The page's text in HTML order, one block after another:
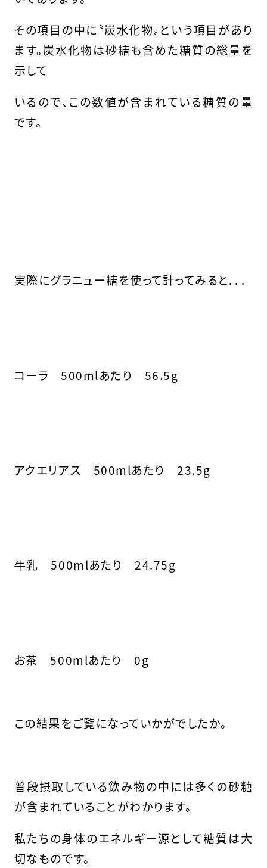
その項目の中に〝炭水化物〟という項目があり
ます。炭水化物は砂糖も含めた糖質の総量を
示して
いるので、この数値が含まれている糖質の量
です。
実際にグラニュー糖を使って計ってみると．．．
コーラ 500mlあたり 56.5g
アクエリアス 500mlあたり 23.5g
牛乳 500mlあたり 24.75g
お茶 500mlあたり 0g
この結果をご覧になっていかがでしたか。
普段摂取している飲み物の中には多くの砂糖
が含まれていることがわかります。
私たちの身体のエネルギー源として糖質は大
切なものです。